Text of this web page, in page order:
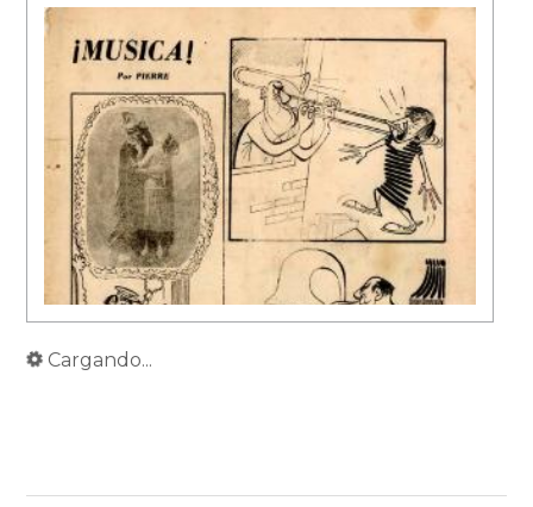
Cargando...